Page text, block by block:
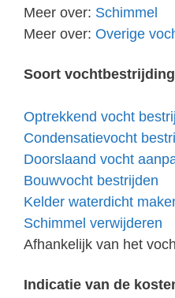
Meer over: Schimmel
Meer over: Overige
Soort vochtbestrijding
Optrekkend vocht
Condensatievocht
Doorslaand vocht
Bouwvocht bestrijden
Kelder waterdicht
Schimmel verwijderen
Afhankelijk van het
Indicatie van de